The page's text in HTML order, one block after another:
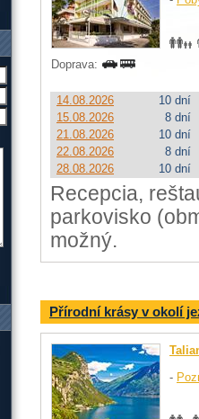
Doprava:
14.08.2026
10 dní
15.08.2026
8 dní
21.08.2026
10 dní
22.08.2026
8 dní
28.08.2026
10 dní
Recepcia,
parkovisko
možný.
Přírodní krásy v okolí
-